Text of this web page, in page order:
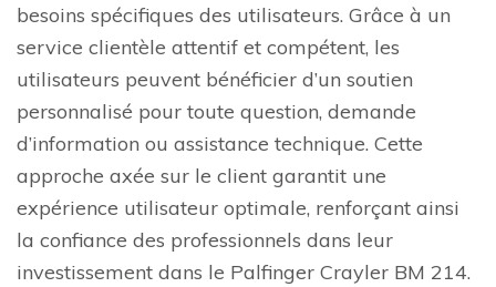
besoins spécifiques des utilisateurs. Grâce à un
service clientèle attentif et compétent, les
utilisateurs peuvent bénéficier d’un soutien
personnalisé pour toute question, demande
d’information ou assistance technique. Cette
approche axée sur le client garantit une
expérience utilisateur optimale, renforçant ainsi
la confiance des professionnels dans leur
investissement dans le Palfinger Crayler BM 214.